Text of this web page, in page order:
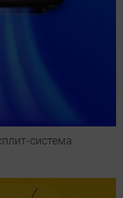
система